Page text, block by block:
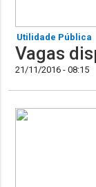
Utilidade Pública
Vagas
21/11/2016 - 08:15